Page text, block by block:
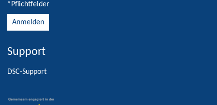
*Pflichtfelder
Alternative:
Support
DSC-Support